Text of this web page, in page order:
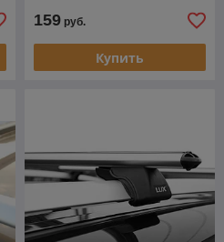
159 руб.
Купить